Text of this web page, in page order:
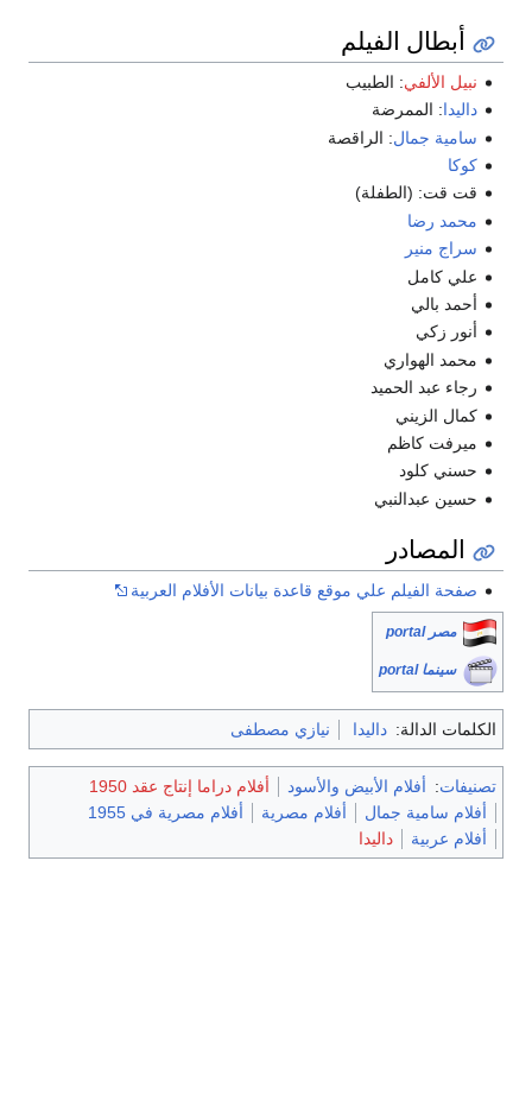
أبطال الفيلم
نبيل الألفي: الطبيب
داليدا: الممرضة
سامية جمال: الراقصة
كوكا
قت قت: (الطفلة)
محمد رضا
سراج منير
علي كامل
أحمد بالي
أنور زكي
محمد الهواري
رجاء عبد الحميد
كمال الزيني
ميرفت كاظم
حسني كلود
حسين عبدالنبي
المصادر
صفحة الفيلم علي موقع قاعدة بيانات الأفلام العربية
مصر portal
سينما portal
الكلمات الدالة: داليدا نيازي مصطفى
تصنيفات: أفلام الأبيض والأسود
أفلام دراما إنتاج عقد 1950
أفلام سامية جمال
أفلام مصرية
أفلام مصرية في 1955
أفلام عربية
داليدا